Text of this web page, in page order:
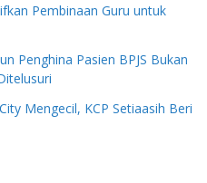
Pembinaan Guru untuk
Penghina Pasien BPJS Bukan
Mengecil, KCP Setiaasih Beri